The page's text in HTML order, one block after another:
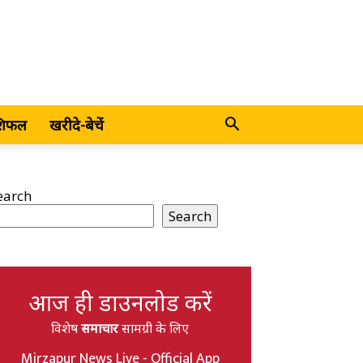
खरीदे-बेचें
Search
आज ही डाउनलोड करें
विशेषसमाचारसामग्री के लिए